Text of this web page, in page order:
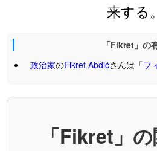
来する。
「Fikret」の
政治家のFikret Abdićさんは「フ
「Fikret」